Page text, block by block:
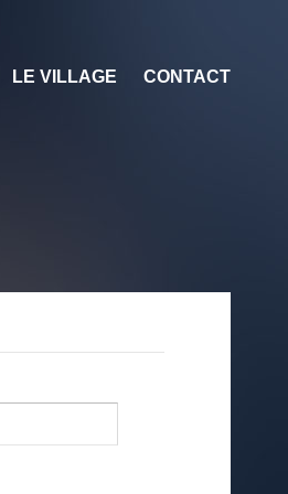
LE VILLAGE CONTACT